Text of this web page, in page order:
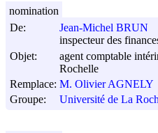
De:
Jean-Michel BRUN
inspecteur des
Objet:
agent comptable
Rochelle
Remplace: M. Olivier AGNELY
Groupe:
Université de La
nomination